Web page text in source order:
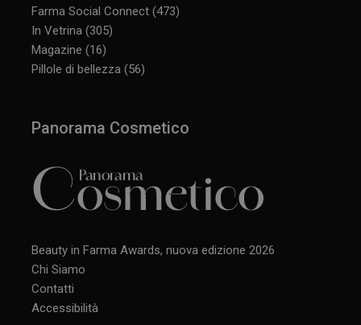
Farma Social Connect (473)
In Vetrina (305)
Magazine (16)
Pillole di bellezza (56)
Panorama Cosmetico
Beauty in Farma Awards, nuova edizione 2026
Chi Siamo
Contatti
Accessibilità